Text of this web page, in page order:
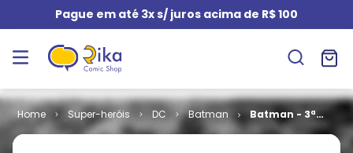
Pague em até 3x s/ juros acima de R$ 100
Super-heróis DC Batman
Batman - 3ª
Série # 23